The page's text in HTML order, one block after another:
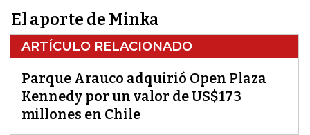
El aporte de Minka
ARTÍCULO RELACIONADO
Parque Arauco adquirió Open Plaza
Kennedy por un valor de US$173
millones en Chile